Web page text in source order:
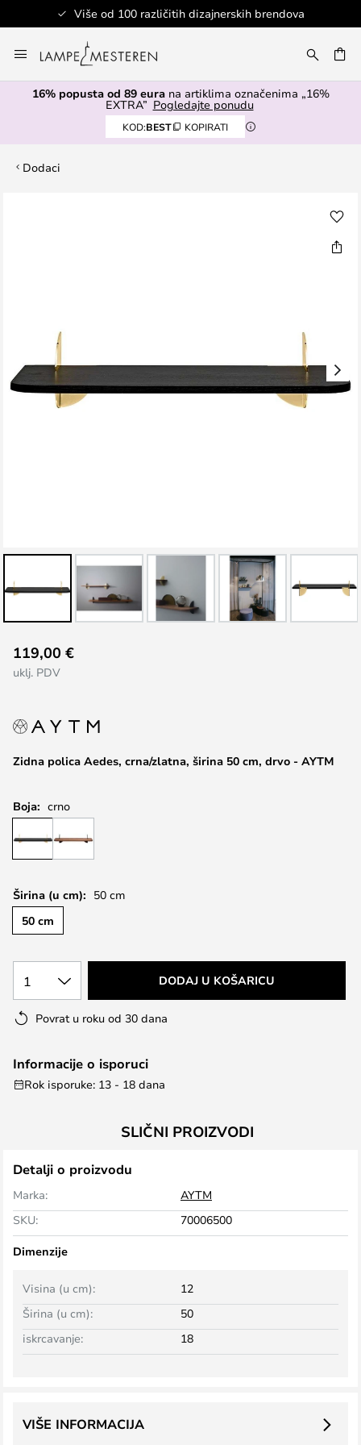
Više od 100 različitih dizajnerskih brendova
to
Content
16% popusta od 89 eurana artiklima označenima „16%
EXTRA” Pogledajte ponudu
KOD:BEST KOPIRATI
Dodaci
to
the
of
the
images
Zidna polica Aedes, crna/zlatna, širina 50 cm, drvo - AYTM
119,00 €
uklj. PDV
Boja: crno
Širina (u cm): 50 cm
50 cm
1 DODAJ U KOŠARICU
Povrat u roku od 30 dana
Informacije o isporuci
Rok isporuke: 13 - 18 dana
SLIČNI PROIZVODI
Detalji o proizvodu
Marka:
AYTM
SKU:
70006500
Dimenzije
Širina (u cm): 50
Visina (u cm): 12
iskrcavanje: 18
VIŠE INFORMACIJA